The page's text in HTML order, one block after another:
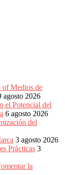
of Medios de
agosto 2026
el Potencial del
6 agosto 2026
del
3 agosto 2026
Prácticas 3
la